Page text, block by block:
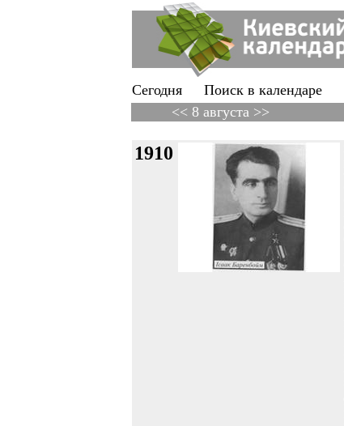
Сегодня Поиск в календаре
<< 8 августа >>
1910